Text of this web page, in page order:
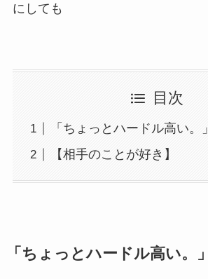
にしても
目次
「ちょっとハードル高い。」
【相手のことが好き】
「ちょっとハードル高い。」